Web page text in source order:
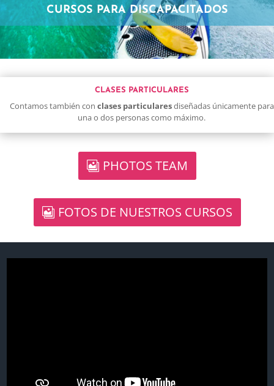
CURSOS PARA DISCAPACITADOS
CLASES PARTICULARES
Contamos también con clases particularesdiseñadas únicamente para
una o dos personas como máximo.
PHOTOS TEAM
FOTOS DE NUESTROS CURSOS